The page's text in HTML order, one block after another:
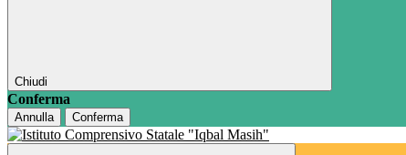
Chiudi
Conferma
Annulla Conferma